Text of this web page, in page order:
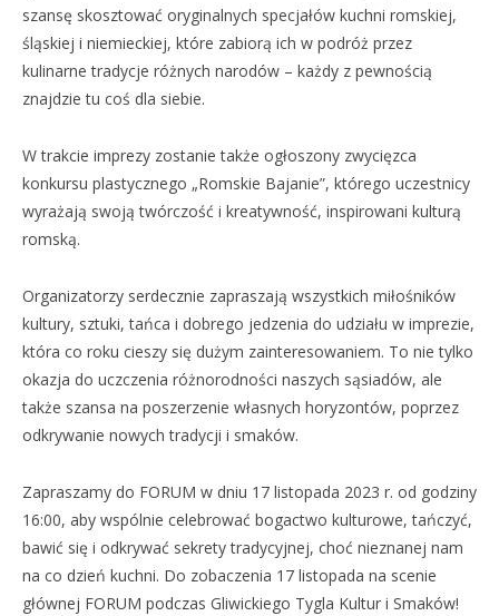
szansę skosztować oryginalnych specjałów kuchni romskiej,
śląskiej i niemieckiej, które zabiorą ich w podróż przez
kulinarne tradycje różnych narodów – każdy z pewnością
znajdzie tu coś dla siebie.
W trakcie imprezy zostanie także ogłoszony zwycięzca
konkursu plastycznego „Romskie Bajanie”, którego uczestnicy
wyrażają swoją twórczość i kreatywność, inspirowani kulturą
romską.
Organizatorzy serdecznie zapraszają wszystkich miłośników
kultury, sztuki, tańca i dobrego jedzenia do udziału w imprezie,
która co roku cieszy się dużym zainteresowaniem. To nie tylko
okazja do uczczenia różnorodności naszych sąsiadów, ale
także szansa na poszerzenie własnych horyzontów, poprzez
odkrywanie nowych tradycji i smaków.
Zapraszamy do FORUM w dniu 17 listopada 2023 r. od godziny
16:00, aby wspólnie celebrować bogactwo kulturowe, tańczyć,
bawić się i odkrywać sekrety tradycyjnej, choć nieznanej nam
na co dzień kuchni. Do zobaczenia 17 listopada na scenie
głównej FORUM podczas Gliwickiego Tygla Kultur i Smaków!